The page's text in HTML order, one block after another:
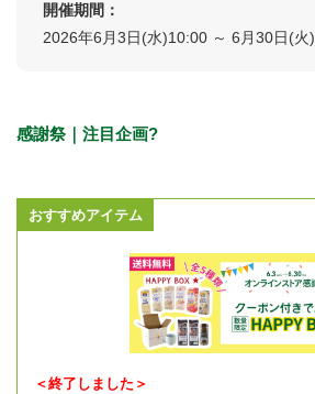
開催期間：
2026年6月3日(水)10:00 ～ 6月30日(火)
感謝祭｜注目企画?
おすすめアイテム
＜終了しました＞